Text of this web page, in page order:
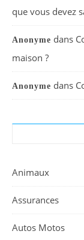
que vous devez
Anonyme dans
maison ?
Anonyme dans
Animaux
Assurances
Autos Motos